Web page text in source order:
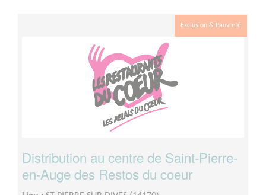
Exclusion & Pauvreté
Distribution au centre de Saint-Pierre-
en-Auge des Restos du coeur